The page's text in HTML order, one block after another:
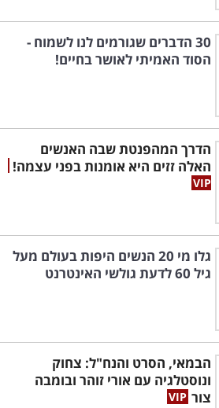
30 הדברים שגורמים לנו לשמוח -
הסוד האמיתי לאושר בחיים!
הדרך המהפנטת שבה האנשים
האלה זזים היא אומנות בפני עצמה!
גלו מי 20 הנשים היפות בעולם מעל
גיל 60 לדעת גולשי האינטרנט
הבמאי, הסרט והנח"ל: צחוק
ונוסטלגיה עם אורי זוהר ובומבה
צור